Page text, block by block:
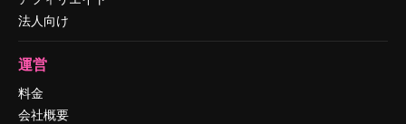
法人向け
運営
料金
会社概要